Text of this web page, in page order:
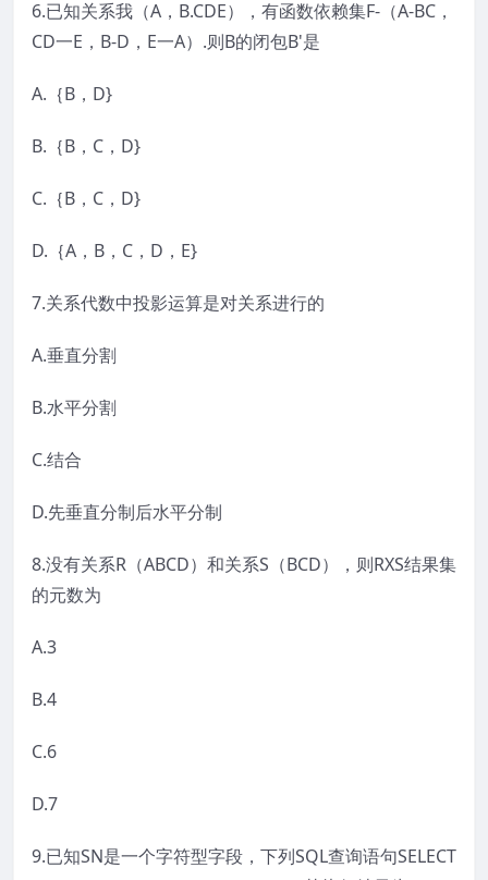
6.已知关系我（A，B.CDE），有函数依赖集F-（A-BC，
CD一E，B-D，E一A）.则B的闭包B'是
A.｛B，D}
B.｛B，C，D}
C.｛B，C，D}
D.｛A，B，C，D，E}
7.关系代数中投影运算是对关系进行的
A.垂直分割
B.水平分割
C.结合
D.先垂直分制后水平分制
8.没有关系R（ABCD）和关系S（BCD），则RXS结果集
的元数为
A.3
B.4
C.6
D.7
9.已知SN是一个字符型字段，下列SQL查询语句SELECT